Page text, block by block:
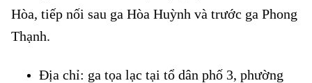
Hòa, tiếp nối sau ga Hòa Huỳnh và trước ga Phong
Thạnh.
Địa chỉ: ga tọa lạc tại tổ dân phố 3, phường